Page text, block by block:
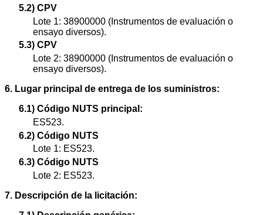
5.2) CPV
Lote 1: 38900000 (Instrumentos de evaluación o
ensayo diversos).
5.3) CPV
Lote 2: 38900000 (Instrumentos de evaluación o
ensayo diversos).
6. Lugar principal de entrega de los suministros:
6.1) Código NUTS principal:
ES523.
6.2) Código NUTS
Lote 1: ES523.
6.3) Código NUTS
Lote 2: ES523.
7. Descripción de la licitación: